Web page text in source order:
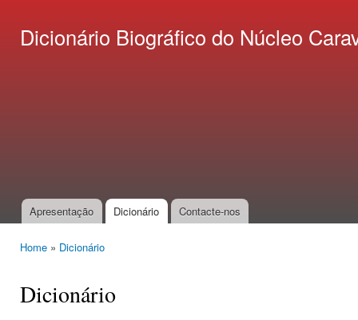
Dicionário Biográfico do Núcleo
Main menu
Apresentação Dicionário Contacte-nos
Home » Dicionário
Dicionário